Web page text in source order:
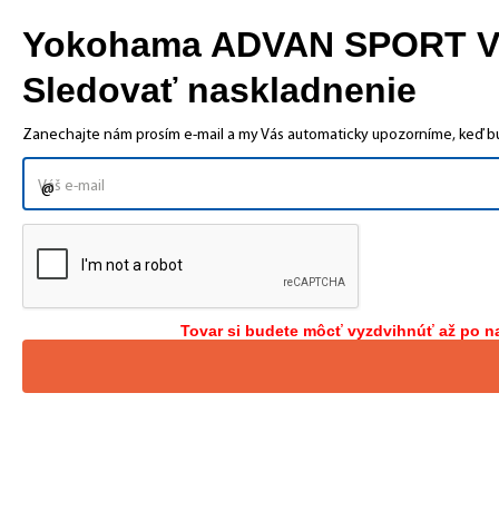
Yokohama ADVAN SPORT
Sledovať naskladnenie
Zanechajte nám prosím e-mail a my Vás automaticky upozorníme, keď
Tovar si budete môcť vyzdvihnúť až po